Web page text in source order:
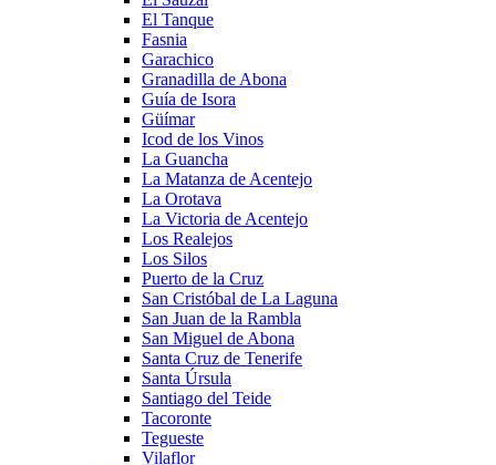
El Tanque
Fasnia
Garachico
Granadilla de Abona
Guía de Isora
Güímar
Icod de los Vinos
La Guancha
La Matanza de Acentejo
La Orotava
La Victoria de Acentejo
Los Realejos
Los Silos
Puerto de la Cruz
San Cristóbal de La Laguna
San Juan de la Rambla
San Miguel de Abona
Santa Cruz de Tenerife
Santa Úrsula
Santiago del Teide
Tacoronte
Tegueste
Vilaflor